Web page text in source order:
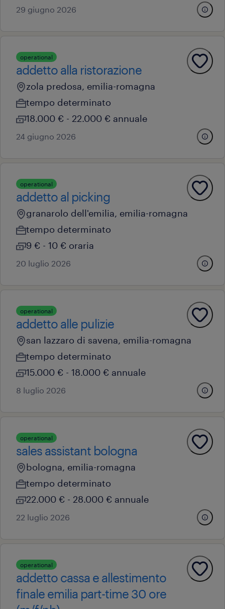
29 giugno 2026
operational
addetto alla ristorazione
zola predosa, emilia-romagna
tempo determinato
18.000 € - 22.000 € annuale
24 giugno 2026
operational
addetto al picking
granarolo dell'emilia, emilia-romagna
tempo determinato
9 € - 10 € oraria
20 luglio 2026
operational
addetto alle pulizie
san lazzaro di savena, emilia-romagna
tempo determinato
15.000 € - 18.000 € annuale
8 luglio 2026
operational
sales assistant bologna
bologna, emilia-romagna
tempo determinato
22.000 € - 28.000 € annuale
22 luglio 2026
operational
addetto cassa e allestimento
finale emilia part-time 30 ore